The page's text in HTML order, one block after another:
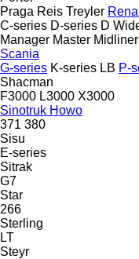
Praga Reis Treyler
C-series D-series D
Manager Master Midliner
Scania
G-series K-series LB P-
Shacman
F3000 L3000 X3000
Sinotruk Howo
371 380
Sisu
E-series
Sitrak
G7
Star
266
Sterling
LT
Steyr